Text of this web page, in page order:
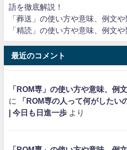
語を徹底解説！
「葬送」の使い方や意味、例文
「精読」の使い方や意味、例文
最近のコメント
「ROM専」の使い方や意味、例
に
「ROM専の人って何がしたい
| 今日も日進一歩 より